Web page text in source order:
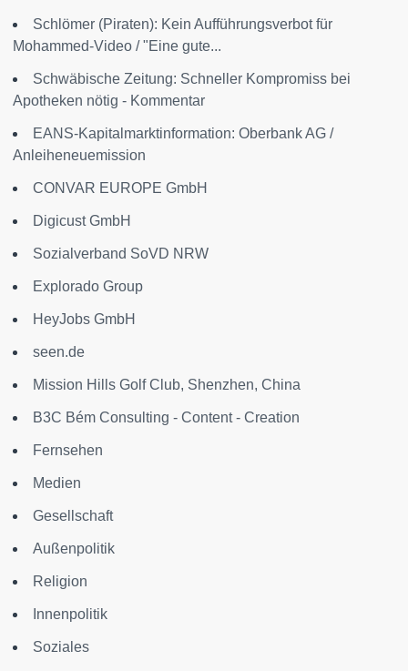
Schlömer (Piraten): Kein Aufführungsverbot für
Mohammed-Video / "Eine gute...
Schwäbische Zeitung: Schneller Kompromiss bei
Apotheken nötig - Kommentar
EANS-Kapitalmarktinformation: Oberbank AG /
Anleiheneuemission
CONVAR EUROPE GmbH
Digicust GmbH
Sozialverband SoVD NRW
Explorado Group
HeyJobs GmbH
seen.de
Mission Hills Golf Club, Shenzhen, China
B3C Bém Consulting - Content - Creation
Fernsehen
Medien
Gesellschaft
Außenpolitik
Religion
Innenpolitik
Soziales